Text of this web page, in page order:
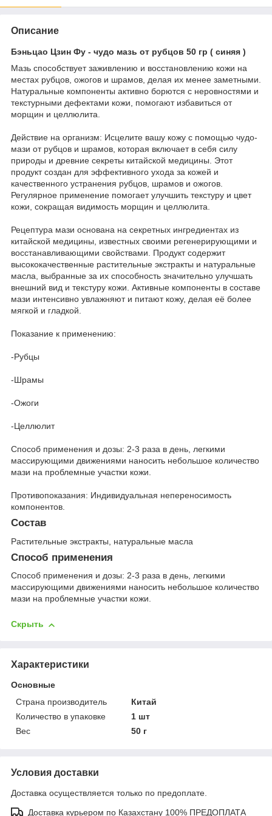
Описание
Бэньцао Цзин Фу - чудо мазь от рубцов 50 гр ( синяя )
Мазь способствует заживлению и восстановлению кожи на
местах рубцов, ожогов и шрамов, делая их менее заметными.
Натуральные компоненты активно борются с неровностями и
текстурными дефектами кожи, помогают избавиться от
морщин и целлюлита.
Действие на организм: Исцелите вашу кожу с помощью чудо-
мази от рубцов и шрамов, которая включает в себя силу
природы и древние секреты китайской медицины. Этот
продукт создан для эффективного ухода за кожей и
качественного устранения рубцов, шрамов и ожогов.
Регулярное применение помогает улучшить текстуру и цвет
кожи, сокращая видимость морщин и целлюлита.
Рецептура мази основана на секретных ингредиентах из
китайской медицины, известных своими регенерирующими и
восстанавливающими свойствами. Продукт содержит
высококачественные растительные экстракты и натуральные
масла, выбранные за их способность значительно улучшать
внешний вид и текстуру кожи. Активные компоненты в составе
мази интенсивно увлажняют и питают кожу, делая её более
мягкой и гладкой.
Показание к применению:
-Рубцы
-Шрамы
-Ожоги
-Целлюлит
Способ применения и дозы: 2-3 раза в день, легкими
массирующими движениями наносить небольшое количество
мази на проблемные участки кожи.
Противопоказания: Индивидуальная непереносимость
компонентов.
Состав
Растительные экстракты, натуральные масла
Способ применения
Способ применения и дозы: 2-3 раза в день, легкими
массирующими движениями наносить небольшое количество
мази на проблемные участки кожи.
Скрыть
Характеристики
Основные
Страна производитель
Китай
Количество в упаковке
1 шт
Вес
50 г
Условия доставки
Доставка осуществляется только по предоплате.
Доставка курьером по Казахстану 100% ПРЕДОПЛАТА